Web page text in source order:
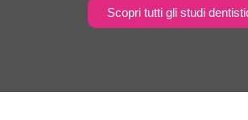
Scopri tutti gli studi